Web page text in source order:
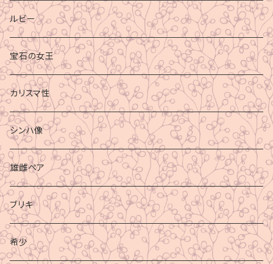
ルビー
宝石の女王
カリスマ性
シンハ像
雄雌ペア
ブリキ
希少